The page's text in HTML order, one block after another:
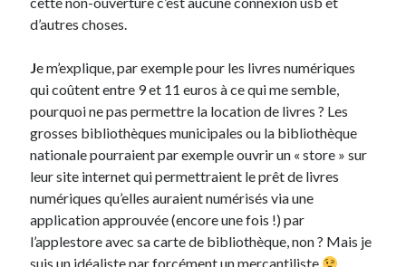
d’autres choses.
Je m’explique, par exemple pour les livres numériques
qui coûtent entre 9 et 11 euros à ce qui me semble,
pourquoi ne pas permettre la location de livres ? Les
grosses bibliothèques municipales ou la bibliothèque
nationale pourraient par exemple ouvrir un « store » sur
leur site internet qui permettraient le prêt de livres
numériques qu’elles auraient numérisés via une
application approuvée (encore une fois !) par
l’applestore avec sa carte de bibliothèque, non ? Mais je
suis un idéaliste par forcément un mercantiliste